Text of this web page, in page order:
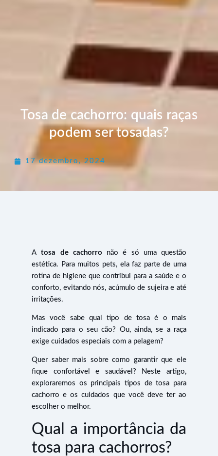
Tosa de cachorro: quais raças
podem ser tosadas?
17 dezembro, 2024
A tosa de cachorro não é só uma questão
estética. Para muitos pets, ela faz parte de uma
rotina de higiene que contribui para a saúde e o
conforto, evitando nós, acúmulo de sujeira e até
irritações.
Mas você sabe qual tipo de tosa é o mais
indicado para o seu cão? Ou, ainda, se a raça
exige cuidados especiais com a pelagem?
Quer saber mais sobre como garantir que ele
fique confortável e saudável? Neste artigo,
exploraremos os principais tipos de tosa para
cachorro e os cuidados que você deve ter ao
escolher o melhor.
Qual a importância da
tosa para cachorros?